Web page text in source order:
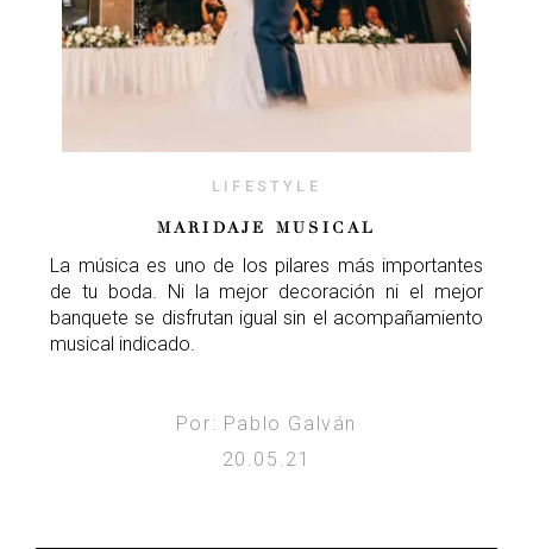
LIFESTYLE
MARIDAJE MUSICAL
La música es uno de los pilares más importantes
de tu boda. Ni la mejor decoración ni el mejor
banquete se disfrutan igual sin el acompañamiento
musical indicado.
Por: Pablo Galván
20.05.21